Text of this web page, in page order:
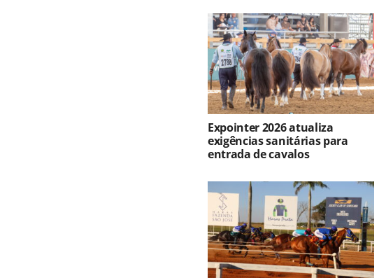
Expointer 2026 atualiza
exigências sanitárias para
entrada de cavalos